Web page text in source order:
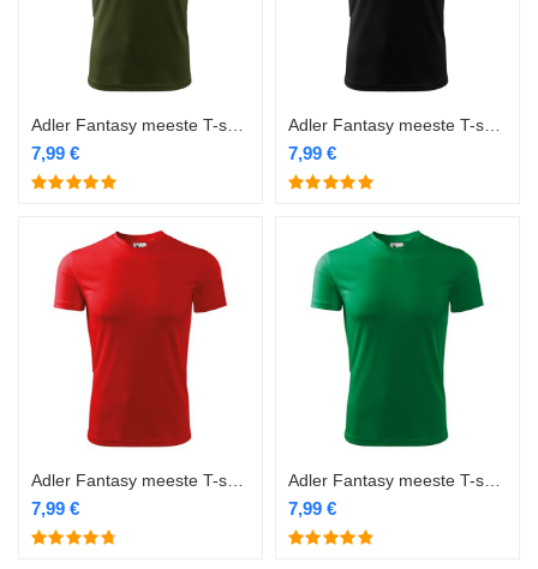
7,99 € 7,99 €
7,99 € 7,99 €